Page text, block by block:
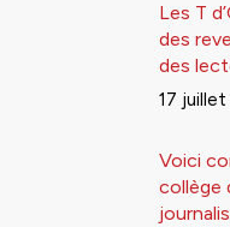
Les T
des
des
17
Voici
collège